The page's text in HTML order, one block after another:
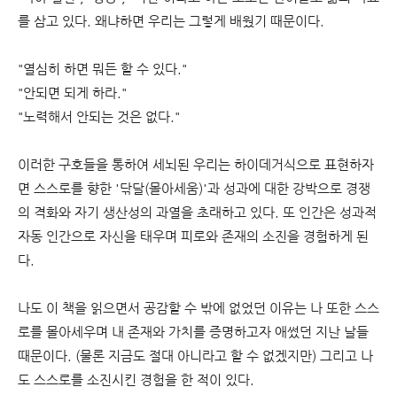
를 삼고 있다. 왜냐하면 우리는 그렇게 배웠기 때문이다.
"열심히 하면 뭐든 할 수 있다."
"안되면 되게 하라."
"노력해서 안되는 것은 없다."
이러한 구호들을 통하여 세뇌된 우리는 하이데거식으로 표현하자
면 스스로를 향한 '닦달(몰아세움)'과 성과에 대한 강박으로 경쟁
의 격화와 자기 생산성의 과열을 초래하고 있다. 또 인간은 성과적
자동 인간으로 자신을 태우며 피로와 존재의 소진을 경험하게 된
다.
나도 이 책을 읽으면서 공감할 수 밖에 없었던 이유는 나 또한 스스
로를 몰아세우며 내 존재와 가치를 증명하고자 애썼던 지난 날들
때문이다. (물론 지금도 절대 아니라고 할 수 없겠지만) 그리고 나
도 스스로를 소진시킨 경험을 한 적이 있다.